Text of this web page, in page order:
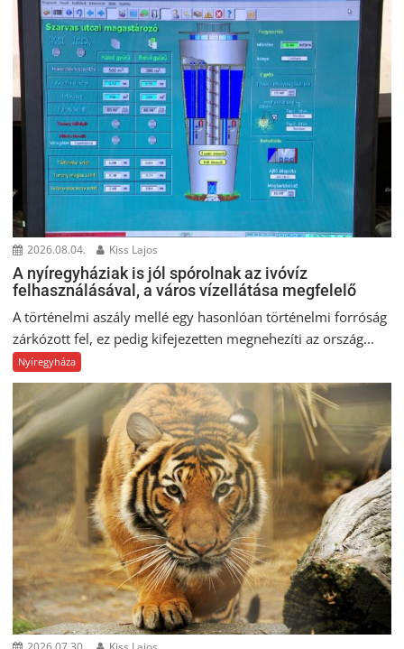
2026.08.04. Kiss Lajos
A nyíregyháziak is jól spórolnak az ivóvíz
felhasználásával, a város vízellátása megfelelő
A történelmi aszály mellé egy hasonlóan történelmi forróság
zárkózott fel, ez pedig kifejezetten megnehezíti az ország...
Nyíregyháza